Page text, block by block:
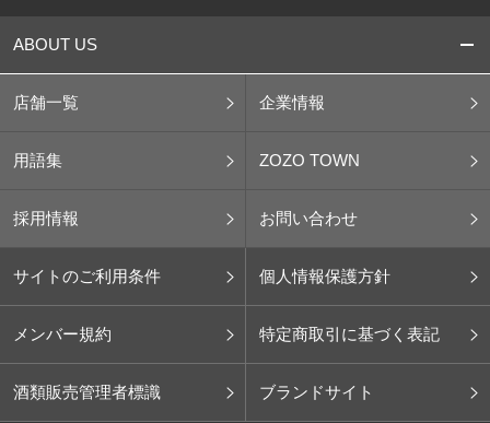
ABOUT US
店舗一覧 企業情報
用語集 ZOZO TOWN
採用情報 お問い合わせ
サイトのご利用条件 個人情報保護方針
メンバー規約 特定商取引に基づく表記
酒類販売管理者標識 ブランドサイト